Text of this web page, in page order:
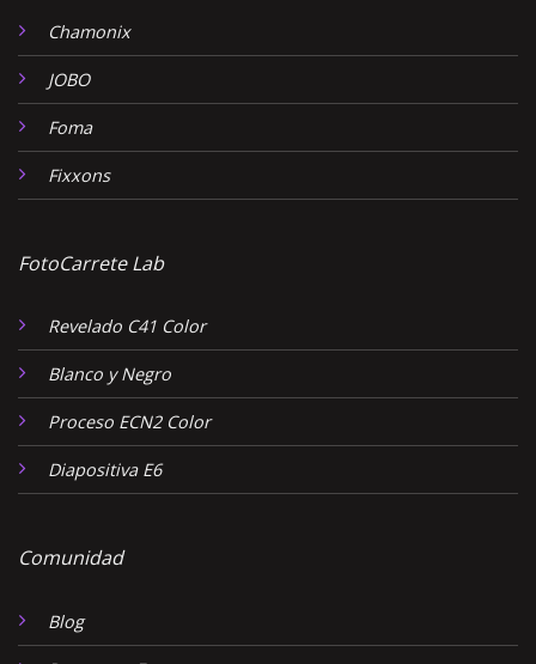
Chamonix
JOBO
Foma
Fixxons
FotoCarrete Lab
Revelado C41 Color
Blanco y Negro
Proceso ECN2 Color
Diapositiva E6
Comunidad
Blog